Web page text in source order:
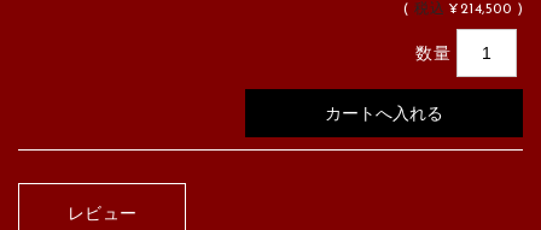
(税込 ¥214,500 )
数量
レビュー